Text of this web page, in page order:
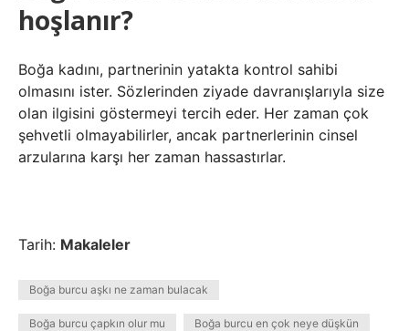
hoşlanır?
Boğa kadını, partnerinin yatakta kontrol sahibi
olmasını ister. Sözlerinden ziyade davranışlarıyla size
olan ilgisini göstermeyi tercih eder. Her zaman çok
şehvetli olmayabilirler, ancak partnerlerinin cinsel
arzularına karşı her zaman hassastırlar.
Tarih: Makaleler
Boğa burcu aşkı ne zaman bulacak
Boğa burcu çapkın olur mu Boğa burcu en çok neye düşkün